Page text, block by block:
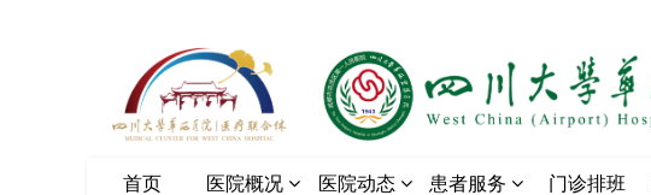
首页 医院概况 医院动态 患者服务 门诊排班